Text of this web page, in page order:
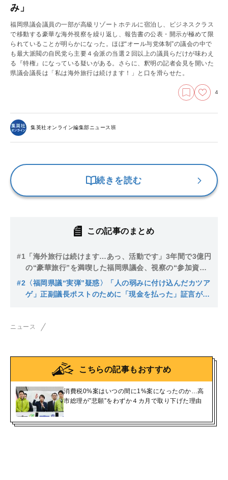
み」
福岡県議会議員の一部が高級リゾートホテルに宿泊し、ビジネスクラス
で移動する豪華な海外視察を繰り返し、報告書の公表・開示が極めて限
られていることが明らかになった。ほぼ“オール与党体制”の議会の中で
も最大派閥の自民党ら主要４会派の当選２回以上の議員らだけが味わえ
る『特権』になっている疑いがある。さらに、釈明の記者会見を開いた
県議会議長は「私は海外旅行は続けます！」と口を滑らせた。
4
集英社オンライン編集部ニュース班
続きを読む
この記事のまとめ
#1 「海外旅行は続けます…あっ、活動です」3年間で3億円
の“豪華旅行”を満喫した福岡県議会、視察の“参加資
格”は一部議員が独占し議長が外遊づくし「報告書はコ
ピペ、HP掲載は22回中2回のみ」
#2 〈福岡県議“実弾”疑惑〉「人の弱みに付け込んだカツア
ゲ」正副議長ポストのために「現金を払った」証言が
ニュース
こちらの記事もおすすめ
消費税0%案はいつの間に1%案になったのか…高
市総理が”悲願”をわずか４カ月で取り下げた理由